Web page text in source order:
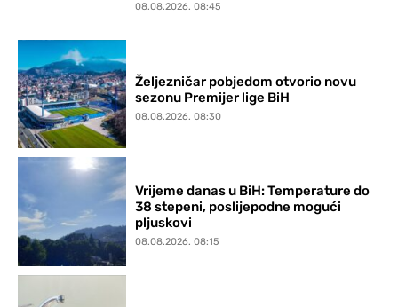
08.08.2026. 08:45
Željezničar pobjedom otvorio novu
sezonu Premijer lige BiH
08.08.2026. 08:30
Vrijeme danas u BiH: Temperature do
38 stepeni, poslijepodne mogući
pljuskovi
08.08.2026. 08:15